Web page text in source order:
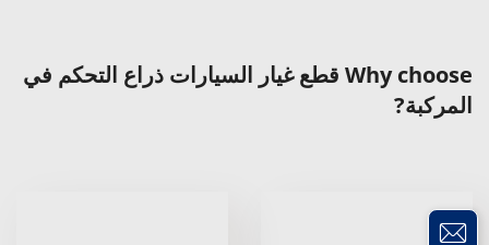
Why choose قطع غيار السيارات ذراع التحكم في
المركبة?